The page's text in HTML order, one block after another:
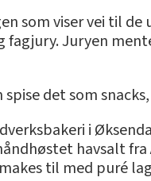
som viser vei til
fagjury. Juryen
det som
i
havsalt
til med puré